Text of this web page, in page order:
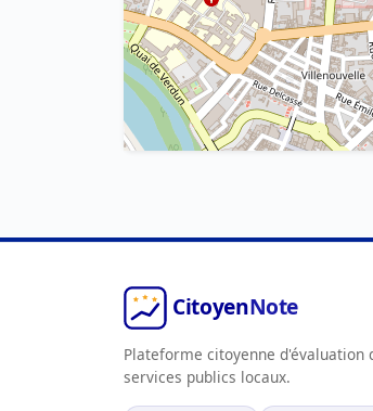
Plateforme citoyenne d'évaluation
services publics locaux.